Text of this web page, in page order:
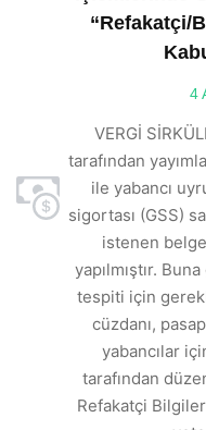
“Refakatçi/
4
VERGİ
tarafından
ile yabancı
sigortası (GSS)
istenen
yapılmıştır.
tespiti için
cüzdanı,
yabancılar
tarafından
Refakatçi